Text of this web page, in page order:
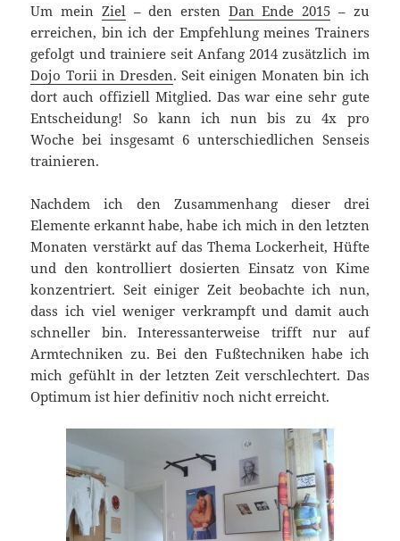
Um mein Ziel – den ersten Dan Ende 2015 – zu
erreichen, bin ich der Empfehlung meines Trainers
gefolgt und trainiere seit Anfang 2014 zusätzlich im
Dojo Torii in Dresden. Seit einigen Monaten bin ich
dort auch offiziell Mitglied. Das war eine sehr gute
Entscheidung! So kann ich nun bis zu 4x pro
Woche bei insgesamt 6 unterschiedlichen Senseis
trainieren.
Nachdem ich den Zusammenhang dieser drei
Elemente erkannt habe, habe ich mich in den letzten
Monaten verstärkt auf das Thema Lockerheit, Hüfte
und den kontrolliert dosierten Einsatz von Kime
konzentriert. Seit einiger Zeit beobachte ich nun,
dass ich viel weniger verkrampft und damit auch
schneller bin. Interessanterweise trifft nur auf
Armtechniken zu. Bei den Fußtechniken habe ich
mich gefühlt in der letzten Zeit verschlechtert. Das
Optimum ist hier definitiv noch nicht erreicht.